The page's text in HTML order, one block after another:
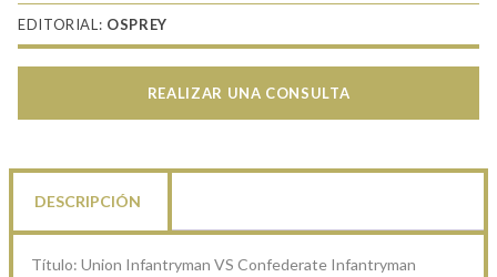
Infantryman
EDITORIAL: OSPREY
REALIZAR UNA CONSULTA
DESCRIPCIÓN
Título: Union Infantryman VS Confederate Infantryman